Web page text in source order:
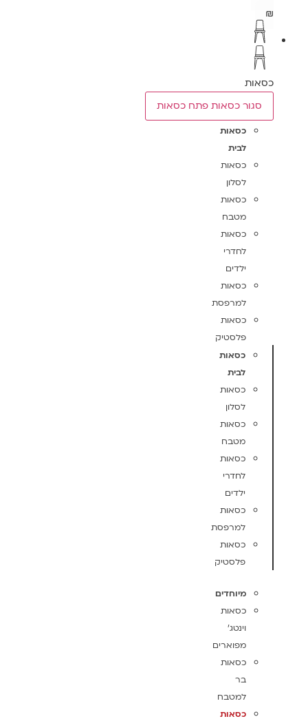
₪
כסאות
סגור כסאות פתח כסאות
כסאות
לבית
כסאות
לסלון
כסאות
מטבח
כסאות
לחדרי
ילדים
כסאות
למרפסת
כסאות
פלסטיק
כסאות
לבית
כסאות
לסלון
כסאות
מטבח
כסאות
לחדרי
ילדים
כסאות
למרפסת
כסאות
פלסטיק
מיוחדים
כסאות
וינטג'
מפוארים
כסאות
בר
למטבח
כסאות